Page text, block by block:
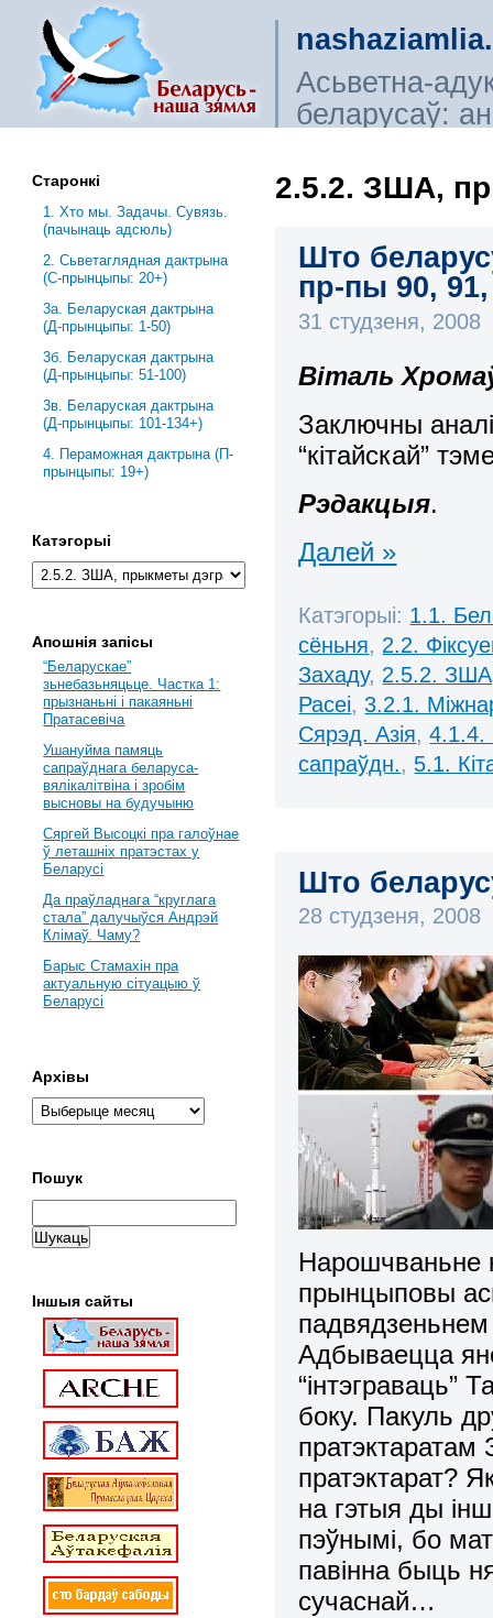
Асьветна-
беларусаў:
2.5.2. ЗША,
Што
пр-пы 90,
31 студзеня, 2008
Віталь
Заключны
“кітайскай”
Рэдакцыя.
Далей »
Катэгорыі: 1.1.
сёньня, 2.2.
Захаду, 2.5.2.
Расеі, 3.2.1.
Сярэд. Азія,4.1.4.
сапраўдн., 5.1.
Што
28 студзеня, 2008
Нарошчваньне
прынцыповы
Адбываецца
“інтэграваць”
боку. Пакуль
пратэктарат?
на гэтыя ды
пэўнымі, бо
павінна быць
сучаснай…
Старонкі
1. Хто мы. Задачы. Сувязь.
(пачынаць адсюль)
2. Сьветаглядная дактрына
(С-прынцыпы: 20+)
3a. Беларуская дактрына
(Д-прынцыпы: 1-50)
3б. Беларуская дактрына
(Д-прынцыпы: 51-100)
3в. Беларуская дактрына
(Д-прынцыпы: 101-134+)
4. Пераможная дактрына (П-
прынцыпы: 19+)
Катэгорыі
Апошнія запісы
“Беларускае”
зьнебазьняцьце. Частка 1:
прызнаньні і пакаяньні
Пратасевіча
Ушануйма памяць
сапраўднага беларуса-
вялікалітвіна і зробім
высновы на будучыню
Сяргей Высоцкі пра галоўнае
ў леташніх пратэстах у
Беларусі
Да праўладнага “круглага
стала” далучыўся Андрэй
Клімаў. Чаму?
Барыс Стамахін пра
актуальную сітуацыю ў
Беларусі
Архівы
Пошук
Іншыя сайты